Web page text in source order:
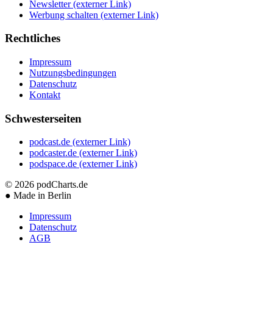
Newsletter (externer Link)
Werbung schalten (externer Link)
Rechtliches
Impressum
Nutzungsbedingungen
Datenschutz
Kontakt
Schwesterseiten
podcast.de (externer Link)
podcaster.de (externer Link)
podspace.de (externer Link)
© 2026 podCharts.de
● Made in Berlin
Impressum
Datenschutz
AGB